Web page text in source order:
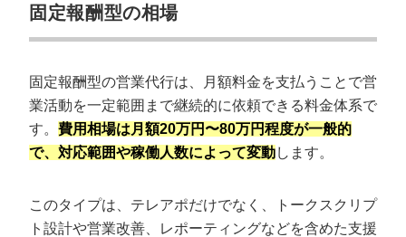
固定報酬型の相場
固定報酬型の営業代行は、月額料金を支払うことで営
業活動を一定範囲まで継続的に依頼できる料金体系で
す。 費用相場は月額20万円〜80万円程度が一般的
で、対応範囲や稼働人数によって変動します。
このタイプは、テレアポだけでなく、トークスクリプ
ト設計や営業改善、レポーティングなどを含めた支援